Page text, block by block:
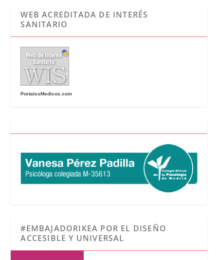
WEB ACREDITADA DE INTERÉS
SANITARIO
PortalesMedicos.com
#EMBAJADORIKEA POR EL DISEÑO
ACCESIBLE Y UNIVERSAL